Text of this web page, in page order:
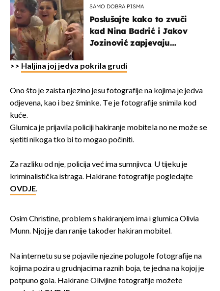
SAMO DOBRA PISMA
Poslušajte kako to zvuči
kad Nina Badrić i Jakov
Jozinović zapjevaju
>> Haljina joj jedva pokrila grudi
Ono što je zaista njezino jesu fotografije na kojima je jedva
odjevena, kao i bez šminke. Te je fotografije snimila kod
kuće.
Glumica je prijavila policiji hakiranje mobitela no ne može se
sjetiti nikoga tko bi to mogao počiniti.
Za razliku od nje, policija već ima sumnjivca. U tijeku je
kriminalistička istraga. Hakirane fotografije pogledajte
OVDJE.
Osim Christine, problem s hakiranjem ima i glumica Olivia
Munn. Njoj je dan ranije također hakiran mobitel.
Na internetu su se pojavile njezine polugole fotografije na
kojima pozira u grudnjacima raznih boja, te jedna na kojoj je
potpuno gola. Hakirane Olivijine fotografije možete